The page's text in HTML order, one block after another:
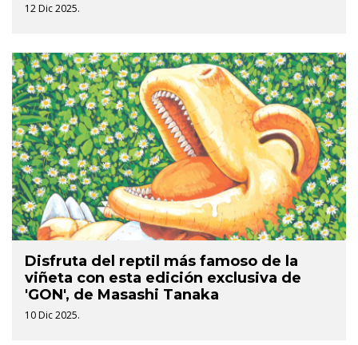
12 Dic 2025.
Disfruta del reptil más famoso de la
viñeta con esta edición exclusiva de
'GON', de Masashi Tanaka
10 Dic 2025.